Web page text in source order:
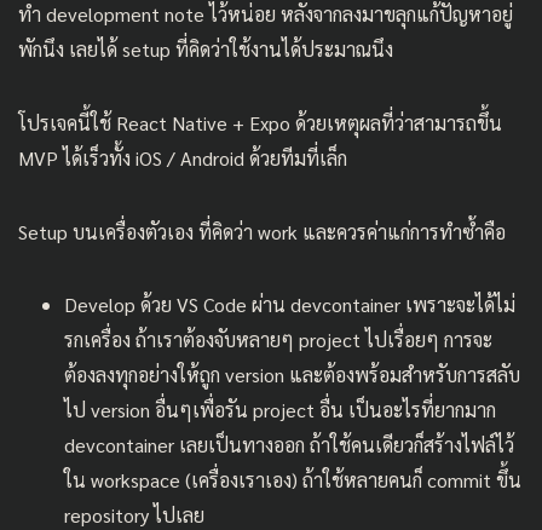
ทำ development note ไว้หน่อย หลังจากลงมาขลุกแก้ปัญหาอยู่
พักนึง เลยได้ setup ที่คิดว่าใช้งานได้ประมาณนึง
โปรเจคนี้ใช้ React Native + Expo ด้วยเหตุผลที่ว่าสามารถขึ้น
MVP ได้เร็วทั้ง iOS / Android ด้วยทีมที่เล็ก
Setup บนเครื่องตัวเอง ที่คิดว่า work และควรค่าแก่การทำซ้ำคือ
Develop ด้วย VS Code ผ่าน devcontainer เพราะจะได้ไม่
รกเครื่อง ถ้าเราต้องจับหลายๆ project ไปเรื่อยๆ การจะ
ต้องลงทุกอย่างให้ถูก version และต้องพร้อมสำหรับการสลับ
ไป version อื่นๆเพื่อรัน project อื่น เป็นอะไรที่ยากมาก
devcontainer เลยเป็นทางออก ถ้าใช้คนเดียวก็สร้างไฟล์ไว้
ใน workspace (เครื่องเราเอง) ถ้าใช้หลายคนก็ commit ขึ้น
repository ไปเลย